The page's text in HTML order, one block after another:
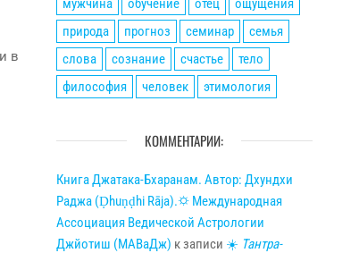
в
мужчина
обучение отец
ощущения
природа
прогноз семинар
семья
слова
сознание счастье
тело
философия
человек этимология
КОММЕНТАРИИ:
Книга Джатака-Бхаранам. Автор: Дхундхи
Раджа (Ḍhuṇḍhi Rāja).🌣 Международная
Ассоциация Ведической Астрологии
Джйотиш (МАВаДж) к записи ☀ Тантра-